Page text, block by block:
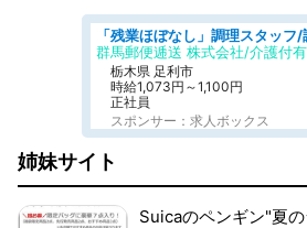
栃木県 足利市
時給1,073円～1,100円
正社員
スポンサー：求人ボックス
姉妹サイト
Suicaのペンギン"夏